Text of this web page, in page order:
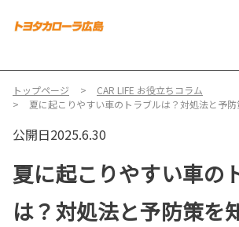
トップページ
CAR LIFE お役立ちコラム
夏に起こりやすい車のトラブルは？対処法と予防
公開日2025.6.30
夏に起こりやすい車の
は？対処法と予防策を